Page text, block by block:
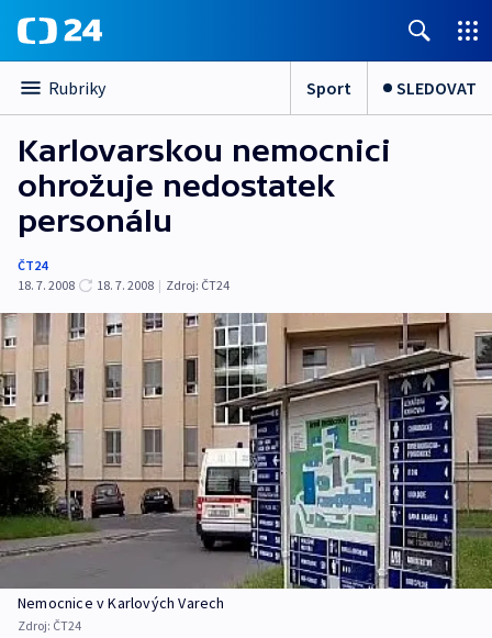
Rubriky Sport SLEDOVAT
Karlovarskou nemocnici
ohrožuje nedostatek
personálu
ČT24
18. 7. 2008
18. 7. 2008 | Zdroj: ČT24
Nemocnice v Karlových Varech
Zdroj: ČT24